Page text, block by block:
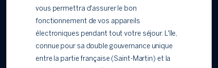
vous permettra d'assurer le bon
fonctionnement de vos appareils
électroniques pendant tout votre séjour. L'île,
connue pour sa double gouvernance unique
entre la partie française (Saint-Martin) et la